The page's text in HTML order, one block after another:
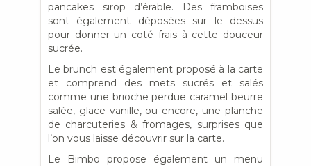
pancakes sirop d’érable. Des framboises
sont également déposées sur le dessus
pour donner un coté frais à cette douceur
sucrée.
Le brunch est également proposé à la carte
et comprend des mets sucrés et salés
comme une brioche perdue caramel beurre
salée, glace vanille, ou encore, une planche
de charcuteries & fromages, surprises que
l’on vous laisse découvrir sur la carte.
Le Bimbo propose également un menu